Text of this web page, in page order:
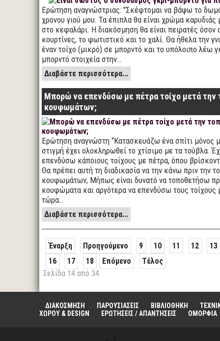
Ερώτηση αναγνώστριας: "Σκέφτομαι να βάψω το
χρονου γιού μου. Τα έπιπλα θα είναι χρώμα
στο κεφαλάρι. Η διακόσμηση θα είναι πειρατές όσον
κουρτίνες, το φωτιστικό και το χαλί. Θα ήθελα την
έναν τοίχο (μικρό) σε μπορντό και το υπόλοιπο λέω
μπορντό στοιχεία στην…
Διαβάστε περισσότερα...
Μπορώ να επενδύσω με πέτρα τοίχο μετά την
κουφωμάτων;
Ερώτηση αναγνώστη “Κατασκευάζω ένα σπίτι μόνος
στιγμή έχει ολοκληρωθεί το χτίσιμο με τα τούβλα.
επενδύσω κάποιους τοίχους με πέτρα, όπου
Θα πρέπει αυτή τη διαδικασία να την κάνω πριν την
κουφωμάτων; Μήπως είναι δυνατό να τοποθετήσω
κουφώματα και αργότερα να επενδύσω τους τοίχους
τώρα…
Διαβάστε περισσότερα...
Έναρξη Προηγούμενο 9 10 11 12
13
16
17 18 Επόμενο
Τέλος
Σελίδα 14 από 34
ΔΙΑΚΟΣΜΗΣΗ ΠΑΡΟΥΣΙΑΣΕΙΣ ΒΙΒΛΙΟΘΗΚΗ
ΧΩΡΟΥ & DESIGN
ΕΡΩΤΗΣΕΙΣ / ΑΠΑΝΤΗΣΕΙΣ ΟΜΟΡΦΙΑ